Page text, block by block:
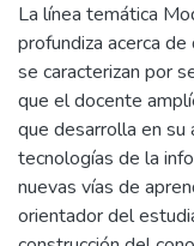
La línea temática
profundiza acerca
se caracterizan por
que el docente
que desarrolla en su
tecnologías de la
nuevas vías de
orientador del